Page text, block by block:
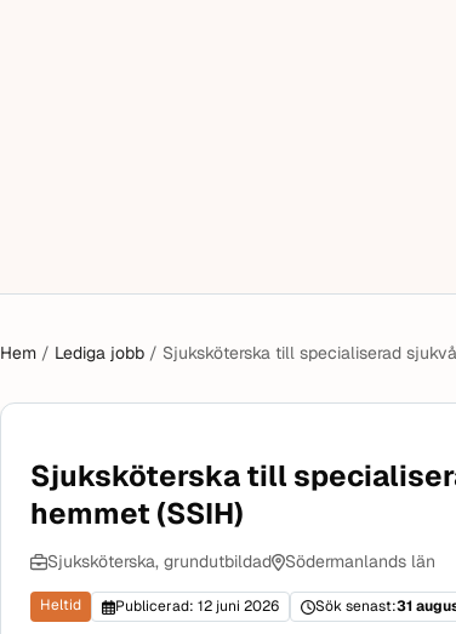
Hem / Lediga jobb / Sjuksköterska till specialiserad
Sjuksköterska till
hemmet (SSIH)
Sjuksköterska, grundutbildad Södermanlands län
Heltid Publicerad: 12 juni 2026 Sök senast:31